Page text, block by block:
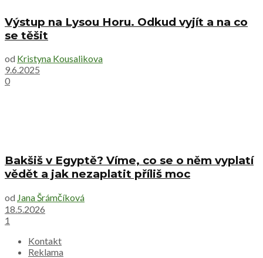
Výstup na Lysou Horu. Odkud vyjít a na co
se těšit
od Kristyna Kousalikova
9.6.2025
0
Bakšiš v Egyptě? Víme, co se o něm vyplatí
vědět a jak nezaplatit příliš moc
od Jana Šrámčíková
18.5.2026
1
Kontakt
Reklama